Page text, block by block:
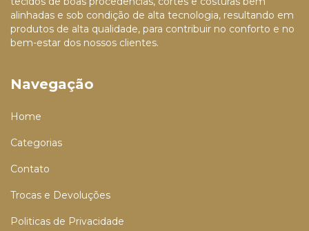
alinhadas e sob condição de alta tecnologia, resultando em
produtos de alta qualidade, para contribuir no conforto e no
bem-estar dos nossos clientes.
Navegação
Home
Categorias
Contato
Trocas e Devoluções
Politicas de Privacidade